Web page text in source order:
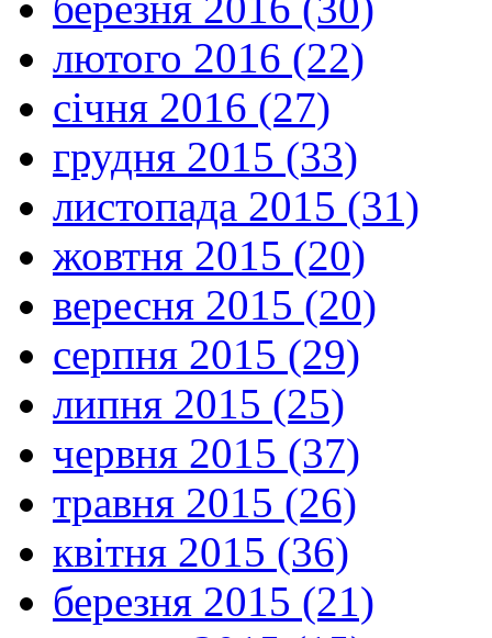
лютого 2016 (22)
січня 2016 (27)
грудня 2015 (33)
листопада 2015 (31)
жовтня 2015 (20)
вересня 2015 (20)
серпня 2015 (29)
липня 2015 (25)
червня 2015 (37)
травня 2015 (26)
квітня 2015 (36)
березня 2015 (21)